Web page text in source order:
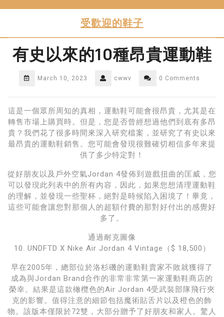
受歡迎的鞋子
有史以來的10種昂貴運動鞋
March 10, 2023 cwwv 0 Comments
這是一個眾所周知的真相，運動鞋可能會很昂貴，尤其是在
轉售市場上購買時。但是，您是否曾經想過他們到底有多昂
貴？我們花了很多時間來深入研究檔案，並研究了有史以來
最昂貴的運動鞋銷售。您可能會發現很難確切相信多年來提
供了多少特定對！
從好朋友以及戶外空氣Jordan 4發佈到遊戲扭曲的匡威，您
可以發現此列表中的所有內容，因此，如果您想清理運動鞋
的理解，並發現一些聖杯，絕對是時候陷入困境了！畢竟，
這些可能會讓您對那個人的超額付費的那對好付出的感覺好
多了。
通過耐克圖像
10. UNDFTD X Nike Air Jordan 4 Vintage（$ 18,500）
早在2005年，總部位於洛杉磯的運動鞋賣家不敗就獲得了
成為與Jordan Brand合作的非常非常第一家運動鞋商店的
榮幸。結果是這款橄欖色的Air Jordan 4受武裝部隊飛行夾
克的影響。值得注意的細節包括魔術貼舌片以及橙色的飾
物。該版本僅限於72雙，大部分贈予了好朋友和家人。驚人